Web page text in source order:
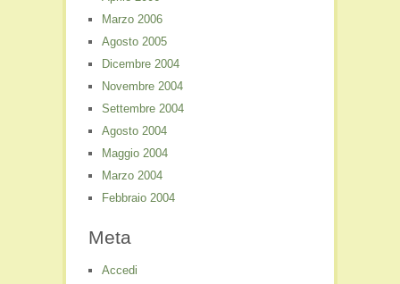
Marzo 2006
Agosto 2005
Dicembre 2004
Novembre 2004
Settembre 2004
Agosto 2004
Maggio 2004
Marzo 2004
Febbraio 2004
Meta
Accedi